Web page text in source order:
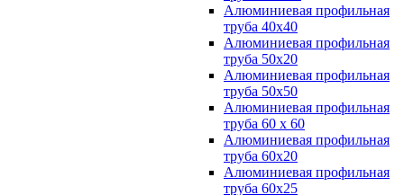
Алюминиевая профильная
труба 40х40
Алюминиевая профильная
труба 50х20
Алюминиевая профильная
труба 50х50
Алюминиевая профильная
труба 60 х 60
Алюминиевая профильная
труба 60х20
Алюминиевая профильная
труба 60х25